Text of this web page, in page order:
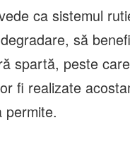
ca sistemul
să
spartă, peste
fi realizate
permite.